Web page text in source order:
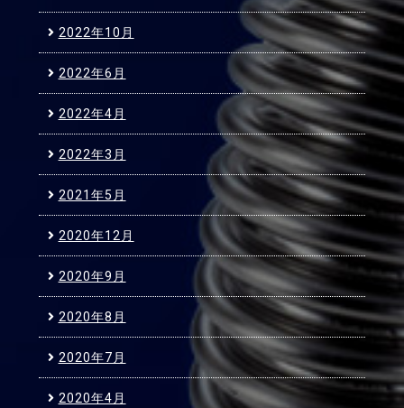
2022年10月
2022年6月
2022年4月
2022年3月
2021年5月
2020年12月
2020年9月
2020年8月
2020年7月
2020年4月